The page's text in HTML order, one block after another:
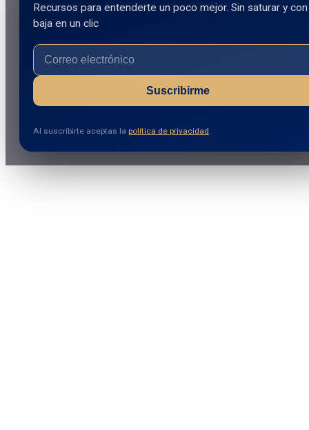
Recursos para entenderte un poco mejor. Sin saturar y con
baja en un clic
Suscribirme
Al suscribirte aceptas la política de privacidad